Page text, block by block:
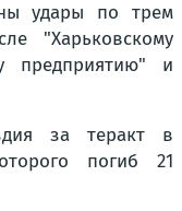
удары по трем
"Харьковскому
предприятию" и
за теракт в
погиб 21